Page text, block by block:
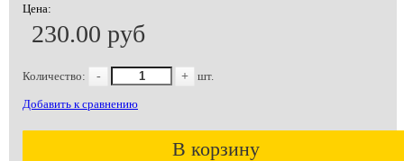
Цена:
230.00 руб
Количество: - + шт.
Добавить к сравнению
В корзину